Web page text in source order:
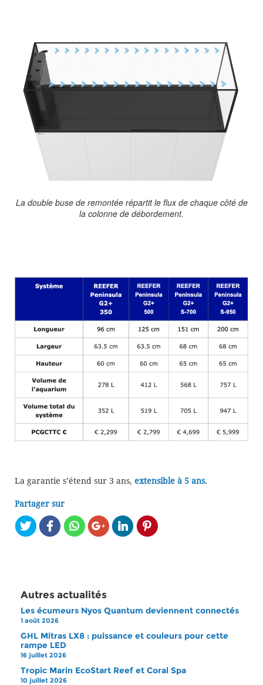
La double buse de remontée répartit le flux de chaque côté de
la colonne de débordement.
La garantie s’étend sur 3 ans, extensible à 5 ans.
Partager sur
Autres actualités
Les écumeurs Nyos Quantum deviennent connectés
1 août 2026
GHL Mitras LX8 : puissance et couleurs pour cette
rampe LED
16 juillet 2026
Tropic Marin EcoStart Reef et Coral Spa
10 juillet 2026